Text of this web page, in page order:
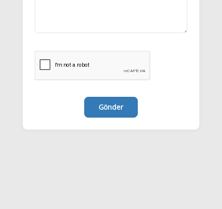
Gönder